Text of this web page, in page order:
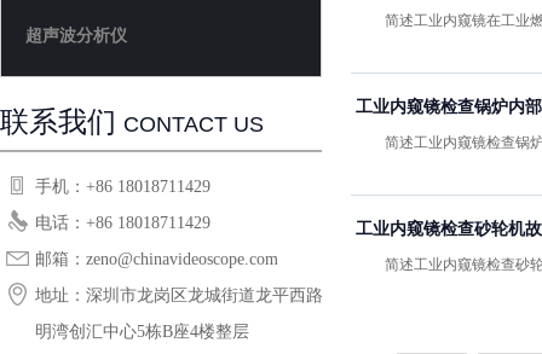
超声波分析仪
联系我们 CONTACT US
手机：+86 18018711429
电话：+86 18018711429
邮箱：zeno@chinavideoscope.com
地址：深圳市龙岗区龙城街道龙平西路恒
明湾创汇中心5栋B座4楼整层
简述工业内窥镜在工业燃
工业内窥镜检查锅炉内
简述工业内窥镜检查锅炉
工业内窥镜检查砂轮机
简述工业内窥镜检查砂轮